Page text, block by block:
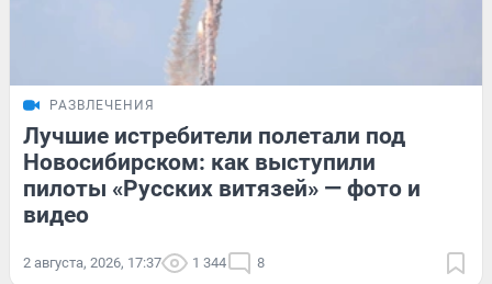
РАЗВЛЕЧЕНИЯ
Лучшие истребители полетали под
Новосибирском: как выступили
пилоты «Русских витязей» — фото и
видео
2 августа, 2026, 17:37 1 344 8